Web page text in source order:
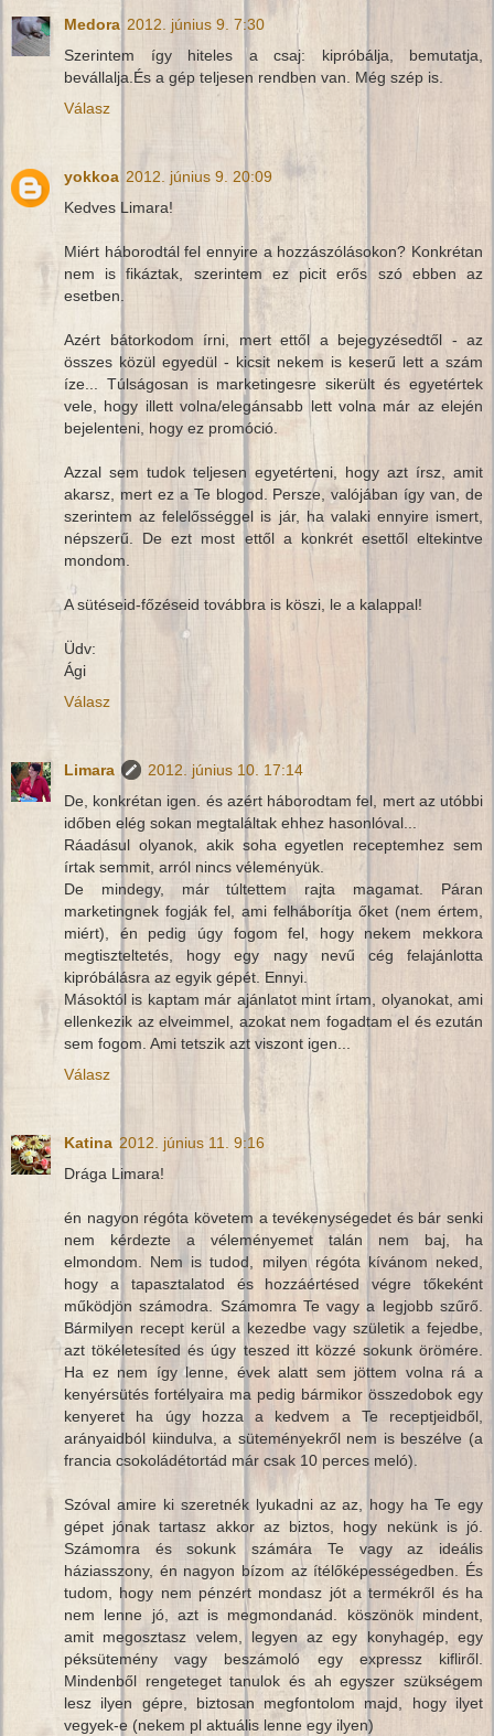
Medora 2012. június 9. 7:30
Szerintem így hiteles a csaj: kipróbálja, bemutatja,
bevállalja.És a gép teljesen rendben van. Még szép is.
Válasz
yokkoa 2012. június 9. 20:09
Kedves Limara!
Miért háborodtál fel ennyire a hozzászólásokon? Konkrétan
nem is fikáztak, szerintem ez picit erős szó ebben az
esetben.
Azért bátorkodom írni, mert ettől a bejegyzésedtől - az
összes közül egyedül - kicsit nekem is keserű lett a szám
íze... Túlságosan is marketingesre sikerült és egyetértek
vele, hogy illett volna/elegánsabb lett volna már az elején
bejelenteni, hogy ez promóció.
Azzal sem tudok teljesen egyetérteni, hogy azt írsz, amit
akarsz, mert ez a Te blogod. Persze, valójában így van, de
szerintem az felelősséggel is jár, ha valaki ennyire ismert,
népszerű. De ezt most ettől a konkrét esettől eltekintve
mondom.
A sütéseid-főzéseid továbbra is köszi, le a kalappal!
Üdv:
Ági
Válasz
Limara
2012. június 10. 17:14
De, konkrétan igen. és azért háborodtam fel, mert az utóbbi
időben elég sokan megtaláltak ehhez hasonlóval...
Ráadásul olyanok, akik soha egyetlen receptemhez sem
írtak semmit, arról nincs véleményük.
De mindegy, már túltettem rajta magamat. Páran
marketingnek fogják fel, ami felháborítja őket (nem értem,
miért), én pedig úgy fogom fel, hogy nekem mekkora
megtiszteltetés, hogy egy nagy nevű cég felajánlotta
kipróbálásra az egyik gépét. Ennyi.
Másoktól is kaptam már ajánlatot mint írtam, olyanokat, ami
ellenkezik az elveimmel, azokat nem fogadtam el és ezután
sem fogom. Ami tetszik azt viszont igen...
Válasz
Katina 2012. június 11. 9:16
Drága Limara!
én nagyon régóta követem a tevékenységedet és bár senki
nem kérdezte a véleményemet talán nem baj, ha
elmondom. Nem is tudod, milyen régóta kívánom neked,
hogy a tapasztalatod és hozzáértésed végre tőkeként
működjön számodra. Számomra Te vagy a legjobb szűrő.
Bármilyen recept kerül a kezedbe vagy születik a fejedbe,
azt tökéletesíted és úgy teszed itt közzé sokunk örömére.
Ha ez nem így lenne, évek alatt sem jöttem volna rá a
kenyérsütés fortélyaira ma pedig bármikor összedobok egy
kenyeret ha úgy hozza a kedvem a Te receptjeidből,
arányaidból kiindulva, a süteményekről nem is beszélve (a
francia csokoládétortád már csak 10 perces meló).
Szóval amire ki szeretnék lyukadni az az, hogy ha Te egy
gépet jónak tartasz akkor az biztos, hogy nekünk is jó.
Számomra és sokunk számára Te vagy az ideális
háziasszony, én nagyon bízom az ítélőképességedben. És
tudom, hogy nem pénzért mondasz jót a termékről és ha
nem lenne jó, azt is megmondanád. köszönök mindent,
amit megosztasz velem, legyen az egy konyhagép, egy
péksütemény vagy beszámoló egy expressz kifliről.
Mindenből rengeteget tanulok és ah egyszer szükségem
lesz ilyen gépre, biztosan megfontolom majd, hogy ilyet
vegyek-e (nekem pl aktuális lenne egy ilyen)